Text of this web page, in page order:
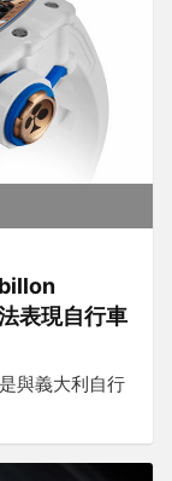
表現自行車
與義大利自行